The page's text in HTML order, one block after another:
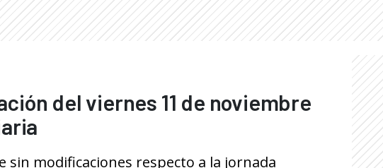
del viernes 11 de noviembre
sin modificaciones respecto a la jornada